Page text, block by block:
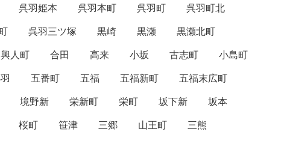
呉羽姫本 呉羽本町 呉羽町
呉羽町北
呉羽三ツ塚 黒崎 黒瀬
黒瀬北町
興人町 合田 高来 小坂 古志町
小島町
五番町 五福 五福新町
五福末広町
境野新 栄新町 栄町 坂下新
坂本
桜町 笹津 三郷 山王町
三熊